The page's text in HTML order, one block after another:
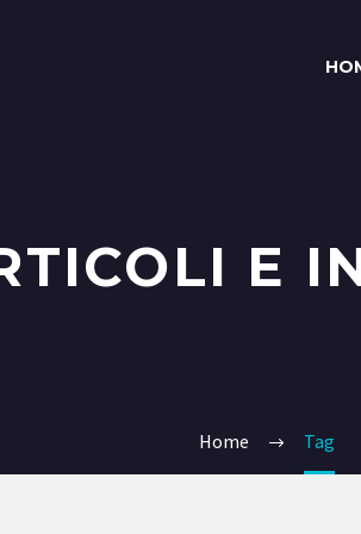
E
Home Tag